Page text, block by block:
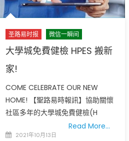
圣路易时报 微信一瞬间
大學城免費健檢 HPES 搬新
家!
COME CELEBRATE OUR NEW
HOME! 【聖路易時報訊】協助關懷
社區多年的大學城免費健檢(H
Read More…
Posted
2021年10月13日
时报 圣路易时报广告
的数字! 3月21日星期六 上午9点至中午
UM Church 免费健康检查